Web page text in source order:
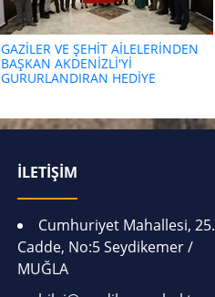
GAZİLER VE ŞEHİT AİLELERİNDEN
BAŞKAN AKDENİZLİ'Yİ
GURURLANDIRAN HEDİYE
İLETİŞİM
Cumhuriyet Mahallesi, 25.
Cadde, No:5 Seydikemer /
MUĞLA